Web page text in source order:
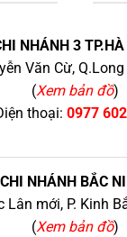
NHÁNH 3
Văn Cừ,
(Xem bản đồ)
thoại: 0977
CHI NHÁNH BẮC
Lân mới, P. Kinh
(Xem bản đồ)